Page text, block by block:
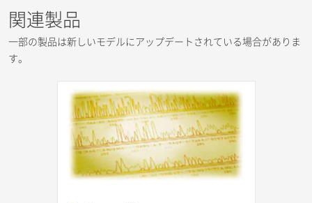
関連製品
一部の製品は新しいモデルにアップデートされている場合がありま
す。